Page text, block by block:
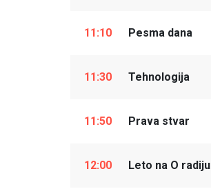
11:10 Pesma dana
11:30 Tehnologija
11:50 Prava stvar
12:00 Leto na O radiju